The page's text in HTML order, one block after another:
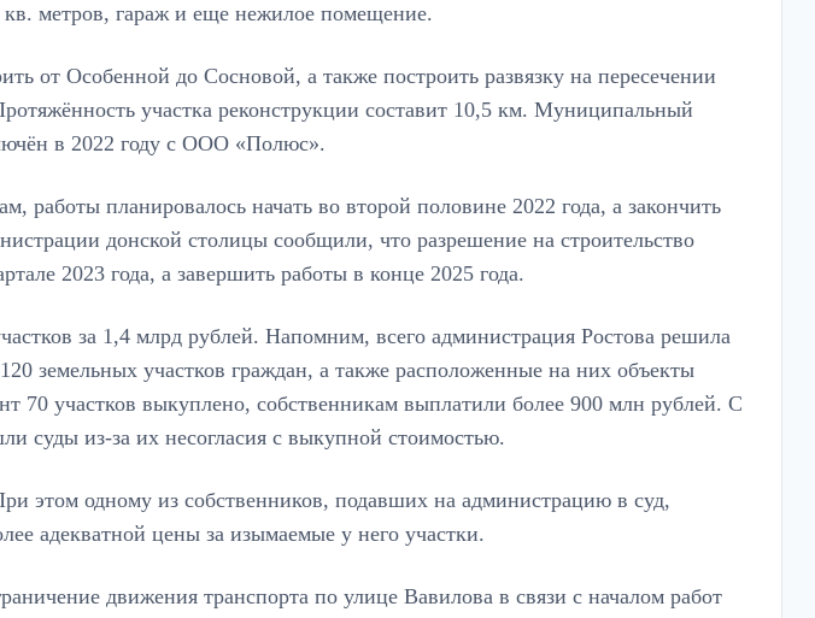
метров, гараж и еще нежилое помещение.
от Особенной до Сосновой, а также построить развязку на пересечении
участка реконструкции составит 10,5 км. Муниципальный
в 2022 году с ООО «Полюс».
работы планировалось начать во второй половине 2022 года, а закончить
донской столицы сообщили, что разрешение на строительство
2023 года, а завершить работы в конце 2025 года.
за 1,4 млрд рублей. Напомним, всего администрация Ростова решила
земельных участков граждан, а также расположенные на них объекты
70 участков выкуплено, собственникам выплатили более 900 млн рублей. С
суды из-за их несогласия с выкупной стоимостью.
этом одному из собственников, подавших на администрацию в суд,
адекватной цены за изымаемые у него участки.
движения транспорта по улице Вавилова в связи с началом работ